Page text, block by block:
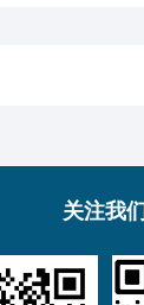
关注我